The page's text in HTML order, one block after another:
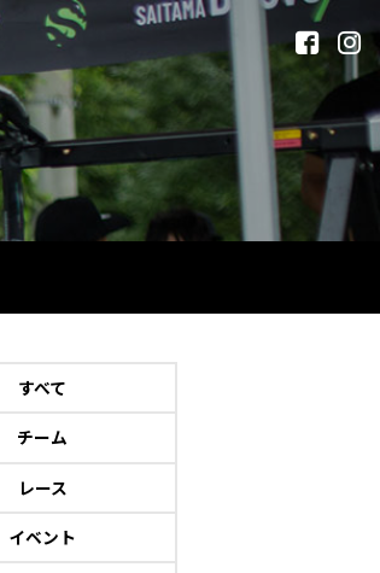
すべて
チーム
レース
イベント